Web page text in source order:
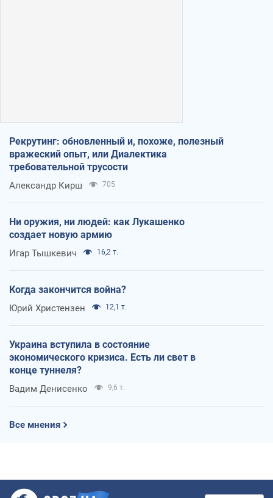
Рекрутинг: обновленный и, похоже, полезный
вражеский опыт, или Диалектика
требовательной трусости
Александр Кирш 705
Ни оружия, ни людей: как Лукашенко
создает новую армию
Игар Тышкевич 16,2 т.
Когда закончится война?
Юрий Христензен 12,1 т.
Украина вступила в состояние
экономического кризиса. Есть ли свет в
конце туннеля?
Вадим Денисенко 9,6 т.
Все мнения